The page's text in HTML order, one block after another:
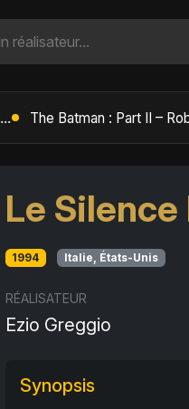
Le
1994 Italie, États-Unis
RÉALISATEUR
Ezio Greggio
Synopsis